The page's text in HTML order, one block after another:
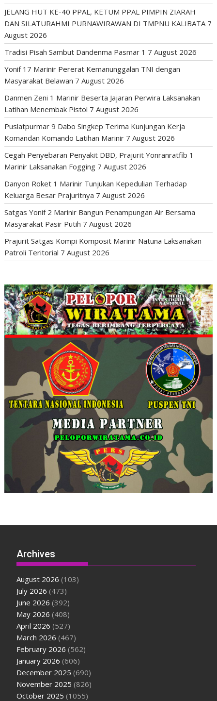
JELANG HUT KE-40 PPAL, KETUM PPAL PIMPIN ZIARAH
DAN SILATURAHMI PURNAWIRAWAN DI TMPNU KALIBATA 7
August 2026
Tradisi Pisah Sambut Dandenma Pasmar 1 7 August 2026
Yonif 17 Marinir Pererat Kemanunggalan TNI dengan
Masyarakat Belawan 7 August 2026
Danmen Zeni 1 Marinir Beserta Jajaran Perwira Laksanakan
Latihan Menembak Pistol 7 August 2026
Puslatpurmar 9 Dabo Singkep Terima Kunjungan Kerja
Komandan Komando Latihan Marinir 7 August 2026
Cegah Penyebaran Penyakit DBD, Prajurit Yonranratfib 1
Marinir Laksanakan Fogging 7 August 2026
Danyon Roket 1 Marinir Tunjukan Kepedulian Terhadap
Keluarga Besar Prajuritnya 7 August 2026
Satgas Yonif 2 Marinir Bangun Penampungan Air Bersama
Masyarakat Pasir Putih 7 August 2026
Prajurit Satgas Kompi Komposit Marinir Natuna Laksanakan
Patroli Teritorial 7 August 2026
Archives
August 2026 (103)
July 2026 (473)
June 2026 (392)
May 2026 (408)
April 2026 (527)
March 2026 (467)
February 2026 (562)
January 2026 (606)
December 2025 (690)
November 2025 (826)
October 2025 (1055)